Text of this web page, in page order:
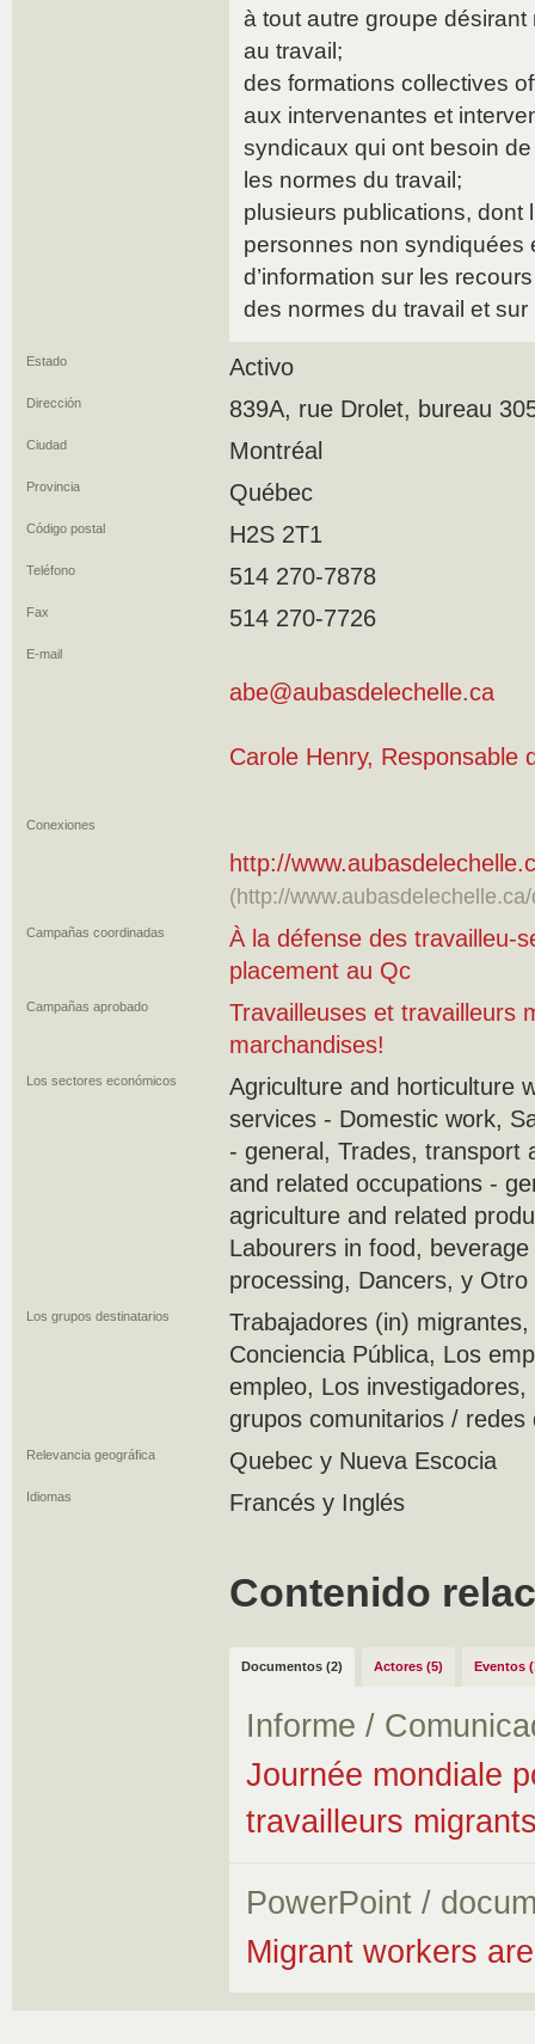
à tout autre groupe
au travail;
des formations collectives
aux intervenantes et
syndicaux qui ont besoin
les normes du travail;
plusieurs publications, dont
personnes non syndiquées
d’information sur les
des normes du travail et
Estado Activo
Dirección 839A, rue Drolet, bureau
Ciudad Montréal
Provincia Québec
Código postal H2S 2T1
Teléfono 514 270-7878
Fax 514 270-7726
E-mail
abe@aubasdelechelle.ca
Carole Henry, Responsable
Conexiones
http://
(http://
Campañas coordinadas
À la défense des travailleu-
placement au Qc
Campañas aprobado
Travailleuses et travailleurs
marchandises!
Los sectores económicos
Agriculture and horticulture
services - Domestic work,
- general, Trades, transport
and related occupations -
agriculture and related
Labourers in food,
processing, Dancers, y Otro
Los grupos destinatarios
Trabajadores (in)
Conciencia Pública, Los
empleo, Los
grupos comunitarios / redes
Relevancia geográfica Quebec y Nueva Escocia
Idiomas Francés y Inglés
Contenido
Documentos (2) Actores (5) Eventos
Informe /
Journée mondiale
travailleurs
PowerPoint /
Migrant workers